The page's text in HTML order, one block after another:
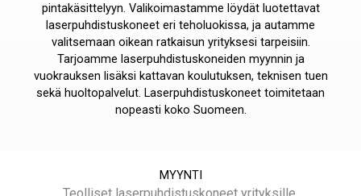
pintakäsittelyyn. Valikoimastamme löydät luotettavat
laserpuhdistuskoneet eri teholuokissa, ja autamme
valitsemaan oikean ratkaisun yrityksesi tarpeisiin.
Tarjoamme laserpuhdistuskoneiden myynnin ja
vuokrauksen lisäksi kattavan koulutuksen, teknisen tuen
sekä huoltopalvelut. Laserpuhdistuskoneet toimitetaan
nopeasti koko Suomeen.
MYYNTI